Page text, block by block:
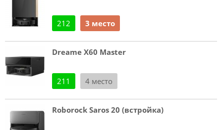
212 3 место
Dreame X60 Master
211 4 место
Roborock Saros 20 (встройка)